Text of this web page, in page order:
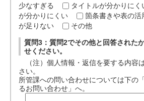
少なすぎる
タイトルが分かりにく
が分かりにくい
箇条書きや表の活
が足りない
その他
質問3：質問2でその他と回答された
せください。
（注）個人情報・返信を要する内容
さい。
所管課への問い合わせについては下の
るお問い合わせ」へ。